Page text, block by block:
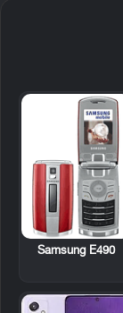
Samsung E490